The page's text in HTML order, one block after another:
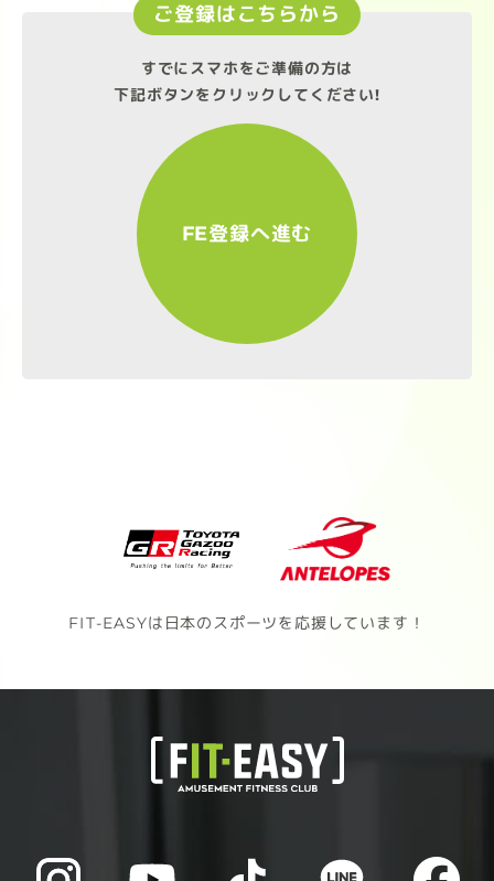
ご登録はこちらから
すでにスマホをご準備の方は
下記ボタンをクリックしてください!
FE登録へ進む
FIT-EASYは日本のスポーツを応援しています！